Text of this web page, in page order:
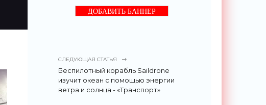
ДОБАВИТЬ БАННЕР
СЛЕДУЮЩАЯ СТАТЬЯ
Беспилотный корабль Saildrone
изучит океан с помощью энергии
ветра и солнца - «Транспорт»